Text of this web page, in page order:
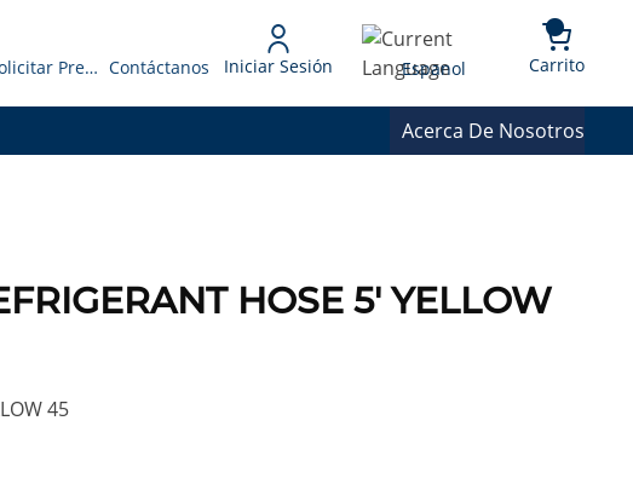
search
Solicitar Presupuesto Contáctanos Iniciar Sesión Language
Espanol Carrito{0}
Acerca De Nosotros
HOSE 5' YELLOW
45